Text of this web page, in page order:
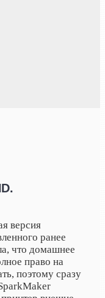
версия
ранее
что домашнее
право на
поэтому сразу